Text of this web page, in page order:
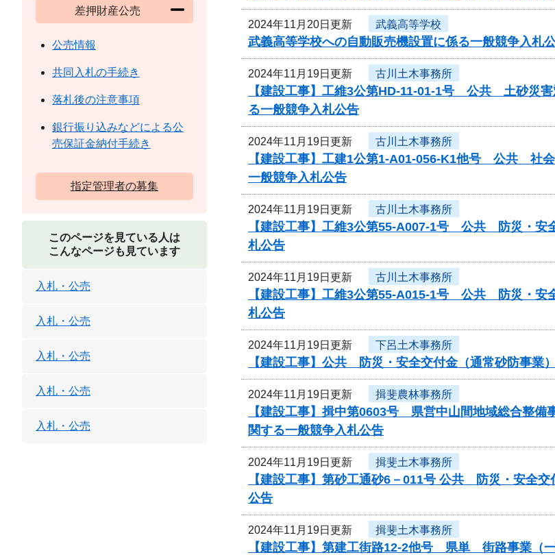
2024年11月20日更新 武義高等学校
武義高等学校への自動販売機設置に係る一般競争入札
2024年11月19日更新 古川土木事務所
【建設工事】工維3公第HD-11-01-1号 公共 土砂災
る一般競争入札公告
2024年11月19日更新 古川土木事務所
【建設工事】工建1公第1-A01-056-K1他号 公共 社
一般競争入札公告
2024年11月19日更新 古川土木事務所
【建設工事】工維3公第55-A007-1号 公共 防災・安
札公告
2024年11月19日更新 古川土木事務所
【建設工事】工維3公第55-A015-1号 公共 防災・安
札公告
2024年11月19日更新 下呂土木事務所
【建設工事】公共 防災・安全交付金（通常砂防事
2024年11月19日更新 揖斐農林事務所
【建設工事】揖中第0603号 県営中山間地域総合
関する一般競争入札公告
2024年11月19日更新 揖斐土木事務所
【建設工事】第砂工通砂6－011号 公共 防災・安全
公告
2024年11月19日更新 揖斐土木事務所
【建設工事】第建工街路12-2他号 県単 街路事業（
差押財産公売
公売情報
共同入札の手続き
落札後の注意事項
銀行振り込みなどによる公
売保証金納付手続き
指定管理者の募集
このページを見ている人は
こんなページも見ています
入札・公売
入札・公売
入札・公売
入札・公売
入札・公売